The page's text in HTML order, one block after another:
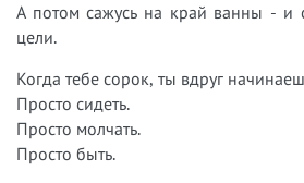
А потом сажусь на край ванны - и
цели.
Когда тебе сорок, ты вдруг
Просто сидеть.
Просто молчать.
Просто быть.